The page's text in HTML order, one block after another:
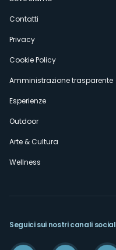
secondario
Contatti
Privacy
Cookie Policy
Amministrazione trasparente
Esperienze
Outdoor
Arte & Cultura
Wellness
Seguici sui nostri canali social